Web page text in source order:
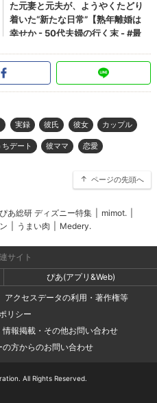
実録 彼氏 彼女 カップル
ちデート 彼ママ 恋愛
ページの先頭へ
あ総研 ディズニー特集 mimot.
うまい肉 Medery.
サイト
ぴあ(アプリ&Web)
アクセスデータの利用・著作権等
リシー
報掲載・その他お問い合わせ
方からのお問い合わせ
All Rights Reserved.